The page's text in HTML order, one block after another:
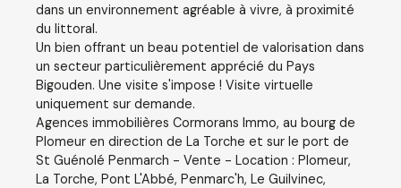
dans un environnement agréable à vivre, à proximité
du littoral.
Un bien offrant un beau potentiel de valorisation dans
un secteur particulièrement apprécié du Pays
Bigouden. Une visite s'impose ! Visite virtuelle
uniquement sur demande.
Agences immobilières Cormorans Immo, au bourg de
Plomeur en direction de La Torche et sur le port de
St Guénolé Penmarch - Vente - Location : Plomeur,
La Torche, Pont L'Abbé, Penmarc'h, Le Guilvinec,